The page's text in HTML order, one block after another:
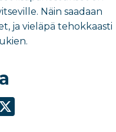
Näin saadaan
ja vieläpä tehokkaasti